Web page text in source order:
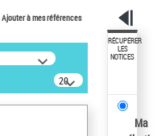
Ajouter à mes références
20
résultats/page
RÉCUPÉRER
LES
NOTICES
Ma